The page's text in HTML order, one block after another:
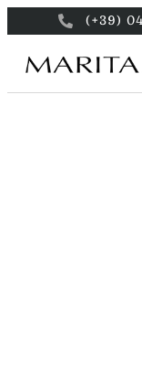
(+39)